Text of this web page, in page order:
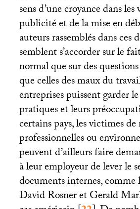
sens d’une croyance dans
publicité et de la mise en
auteurs rassemblés dans ces
semblent s’accorder sur le
normal que sur des
que celles des maux du
entreprises puissent garder
pratiques et leurs
certains pays, les victimes
professionnelles ou
peuvent d’ailleurs faire
à leur employeur de lever le
documents internes,
David Rosner et Gerald